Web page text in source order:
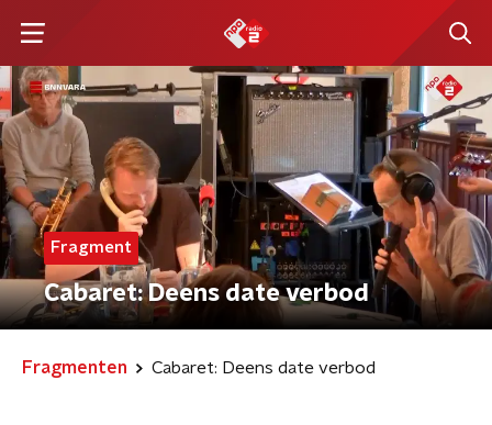
Fragment
Cabaret: Deens date verbod
Fragmenten Cabaret: Deens date verbod